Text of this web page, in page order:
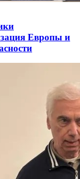
Европы и